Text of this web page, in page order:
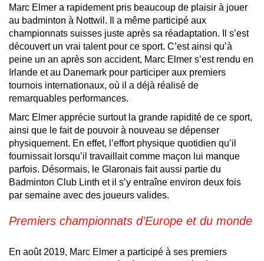
Marc Elmer a rapidement pris beaucoup de plaisir à jouer
au badminton à Nottwil. Il a même participé aux
championnats suisses juste après sa réadaptation. Il s’est
découvert un vrai talent pour ce sport. C’est ainsi qu’à
peine un an après son accident, Marc Elmer s’est rendu en
Irlande et au Danemark pour participer aux premiers
tournois internationaux, où il a déjà réalisé de
remarquables performances.
Marc Elmer apprécie surtout la grande rapidité de ce sport,
ainsi que le fait de pouvoir à nouveau se dépenser
physiquement. En effet, l’effort physique quotidien qu’il
fournissait lorsqu’il travaillait comme maçon lui manque
parfois. Désormais, le Glaronais fait aussi partie du
Badminton Club Linth et il s’y entraîne environ deux fois
par semaine avec des joueurs valides.
Premiers championnats d’Europe et du monde
En août 2019, Marc Elmer a participé à ses premiers